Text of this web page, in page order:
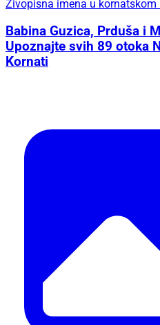
Živopisna imena u kornatskom
Babina Guzica, Prduša i
Upoznajte svih 89 otoka
Kornati